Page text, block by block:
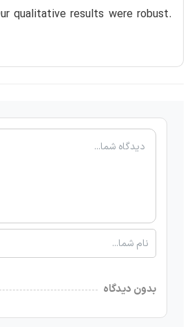
qualitative results were robust.
بدون دیدگاه